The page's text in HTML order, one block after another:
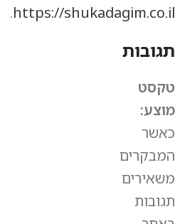
https://shukadagim.co.il
.
תגובות
טקסט
מוצע:
כאשר
המבקרים
משאירים
תגובות